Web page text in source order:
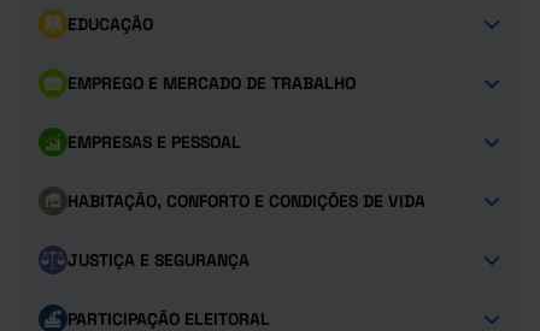
EDUCAÇÃO
EMPREGO E MERCADO DE TRABALHO
EMPRESAS E PESSOAL
HABITAÇÃO, CONFORTO E CONDIÇÕES DE VIDA
JUSTIÇA E SEGURANÇA
PARTICIPAÇÃO ELEITORAL